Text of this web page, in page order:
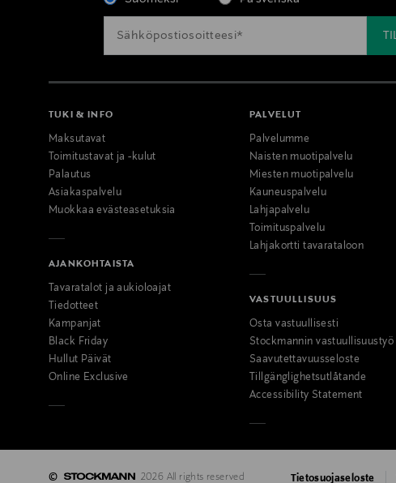
TUKI & INFO
Maksutavat
Toimitustavat ja -kulut
Palautus
Asiakaspalvelu
Muokkaa evästeasetuksia
AJANKOHTAISTA
Tavaratalot ja aukioloajat
Tiedotteet
Kampanjat
Black Friday
Hullut Päivät
Online Exclusive
PALVELUT
Palvelumme
Naisten muotipalvelu
Miesten muotipalvelu
Kauneuspalvelu
Lahjapalvelu
Toimituspalvelu
Lahjakortti tavarataloon
VASTUULLISUUS
Osta vastuullisesti
Stockmannin vastuullisuustyö
Saavutettavuusseloste
Tillgänglighetsutlåtande
Accessibility Statement
© 2026 All rights reserved Tietosuojaseloste